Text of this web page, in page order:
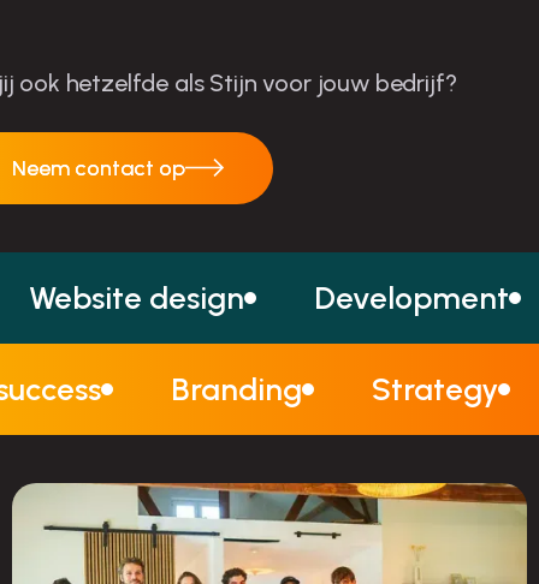
ook hetzelfde als Stijn voor jouw bedrijf?
Neem contact op
Neem contact op
Website design Development
Branding Strategy